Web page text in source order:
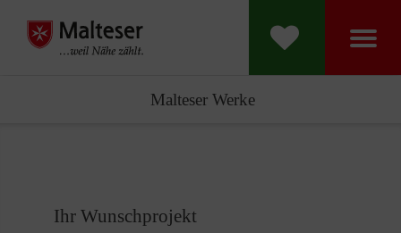
Malteser Werke
Ihr Wunschprojekt